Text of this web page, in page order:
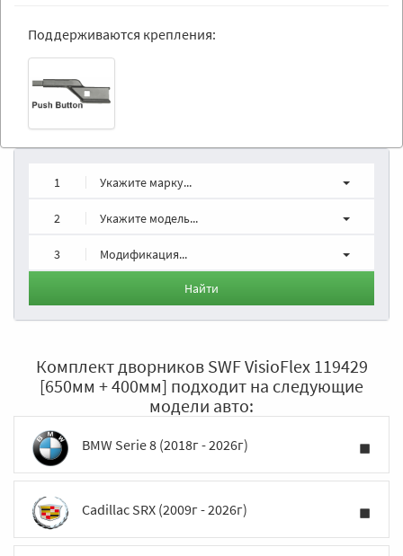
Поддерживаются крепления:
1 Укажите марку...
2 Укажите модель...
3 Модификация...
Найти
Комплект дворников SWF VisioFlex 119429
[650мм + 400мм] подходит на следующие
модели авто:
BMW Serie 8 (2018г - 2026г)
Cadillac SRX (2009г - 2026г)